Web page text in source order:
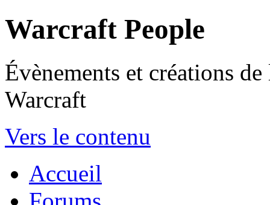
Warcraft People
Évènements et créations
Warcraft
Vers le contenu
Accueil